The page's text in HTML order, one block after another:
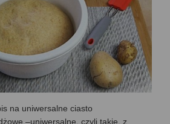
na uniwersalne ciasto
–uniwersalne, czyli takie, z